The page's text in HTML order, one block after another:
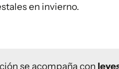
en invierno.
se acompaña con